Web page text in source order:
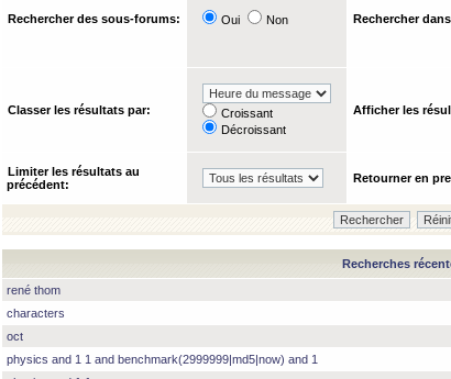
Rechercher des sous-forums: Oui Non Rechercher
Classer les résultats par:
Croissant
Décroissant
Afficher les
Limiter les résultats au
précédent:
Retourner en
Recherches
rené thom
characters
oct
physics and 1 1 and benchmark(2999999|md5|now) and 1